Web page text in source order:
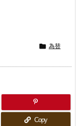
 為替
Copy